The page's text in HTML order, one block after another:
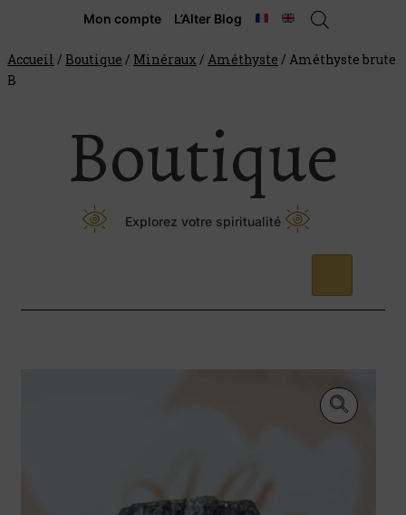
Mon compte L’Alter Blog
Accueil / Boutique / Minéraux / Améthyste / Améthyste brute
B
Boutique
Explorez votre spiritualité